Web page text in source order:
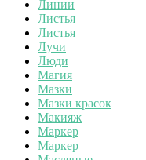
Линии
Листья
Листья
Лучи
Люди
Магия
Мазки
Мазки красок
Макияж
Маркер
Маркер